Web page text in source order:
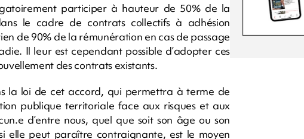
participer à hauteur de 50% de la
le cadre de contrats collectifs à adhésion
de 90% de la rémunération en cas de passage
Il leur est cependant possible d’adopter ces
des contrats existants.
la loi de cet accord, qui permettra à terme de
publique territoriale face aux risques et aux
d’entre nous, quel que soit son âge ou son
elle peut paraître contraignante, est le moyen